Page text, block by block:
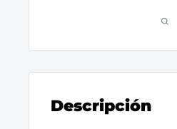
Descripción